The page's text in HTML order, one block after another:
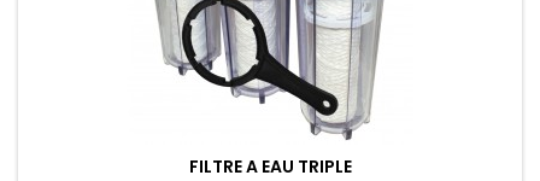
FILTRE A EAU TRIPLE